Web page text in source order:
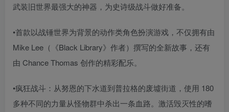
武装旧世界最强大的神器，为史诗级战斗做好准备。
•首款以战锤世界为背景的动作类角色扮演游戏，不仅拥有由
Mike Lee（《Black Library》作者）撰写的全新故事，还有
由 Chance Thomas 创作的精彩配乐。
•疯狂战斗：从努恩的下水道到普拉格的废墟街道，使用 180
多种不同的力量从怪物群中杀出一条血路。激活毁灭性的嗜